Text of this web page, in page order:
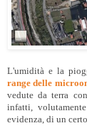
L'umidità e la
range delle
vedute da terra
infatti,
evidenza, di un